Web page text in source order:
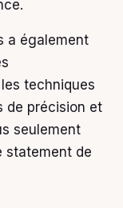
a également
techniques
de précision et
seulement
statement de